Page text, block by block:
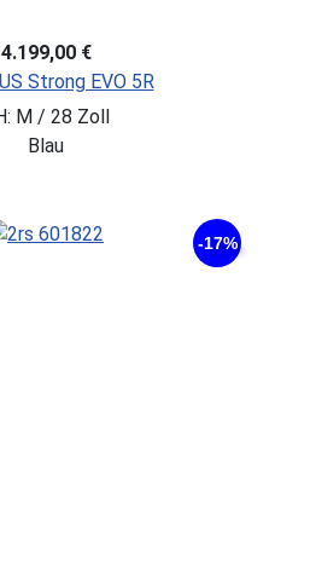
4.199,00 €
Strong EVO 5R
M / 28 Zoll
Blau
-17%